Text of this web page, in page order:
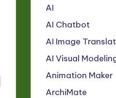
AI
AI Chatbot
AI Image
AI Visual
Animation Maker
ArchiMate